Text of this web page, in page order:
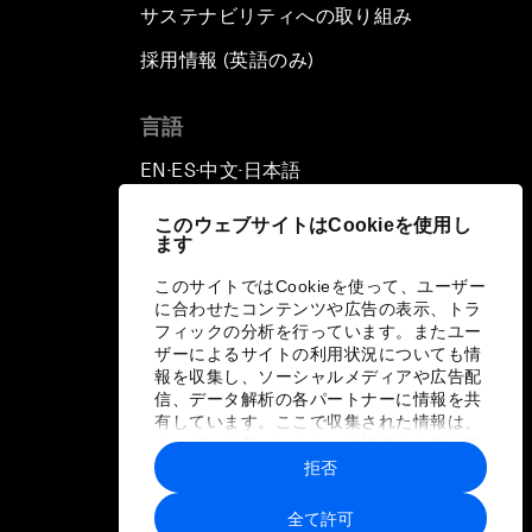
このウェブサイトはCookieを使用し
ます
このサイトではCookieを使って、ユーザー
に合わせたコンテンツや広告の表示、トラ
フィックの分析を行っています。またユー
ザーによるサイトの利用状況についても情
報を収集し、ソーシャルメディアや広告配
信、データ解析の各パートナーに情報を共
有しています。ここで収集された情報は、
ユーザーが各パートナーに提供した他の情
報や各パートナーのサービスを使用した際
に収集された情報と組み合わされ、各パー
トナーによって使用されることがありま
全て許可
拒否
サステナビリティへの取り組み
採用情報 (英語のみ)
言語
EN ▪ ES▪中文▪ 日本語